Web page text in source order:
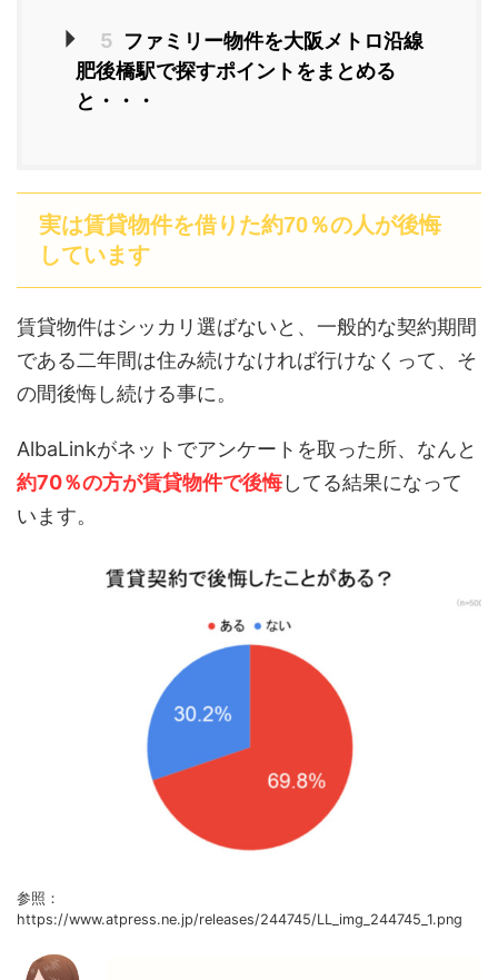
5 ファミリー物件を大阪メトロ沿線
肥後橋駅で探すポイントをまとめる
と・・・
実は賃貸物件を借りた約70％の人が後悔
しています
賃貸物件はシッカリ選ばないと、一般的な契約期間
である二年間は住み続けなければ行けなくって、そ
の間後悔し続ける事に。
AlbaLinkがネットでアンケートを取った所、なんと
約70％の方が賃貸物件で後悔してる結果になって
います。
参照：
https://www.atpress.ne.jp/releases/244745/LL_img_244745_1.png